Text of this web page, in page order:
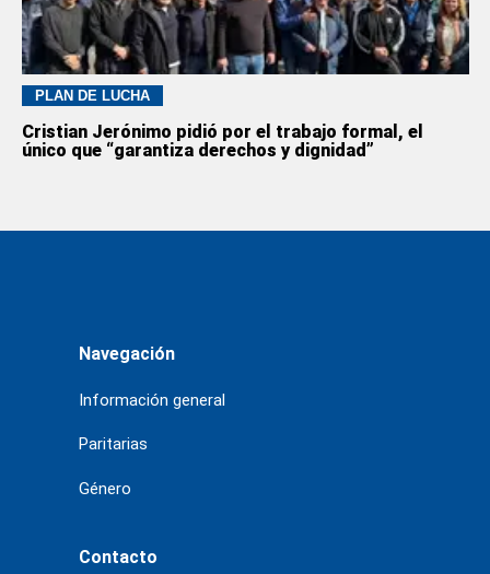
PLAN DE LUCHA
Cristian Jerónimo pidió por el trabajo formal, el
único que “garantiza derechos y dignidad”
Navegación
Información general
Paritarias
Género
Contacto